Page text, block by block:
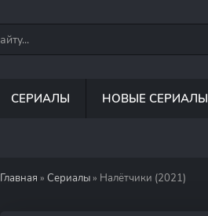
СЕРИАЛЫ НОВЫЕ СЕРИАЛЫ
Главная » Сериалы » Налётчики (2021)